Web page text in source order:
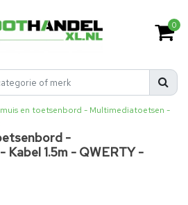
0
en toetsenbord - Multimediatoetsen -
-
1.5m - QWERTY -